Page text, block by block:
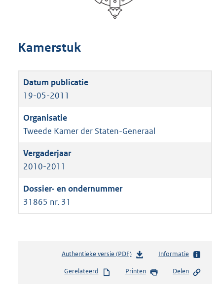
Kamerstuk
19-05-2011
Tweede Kamer der Staten-Generaal
2010-2011
31865 nr. 31
Authentieke versie (PDF)b
s
Informatie
Gerelateerd Printen Delen